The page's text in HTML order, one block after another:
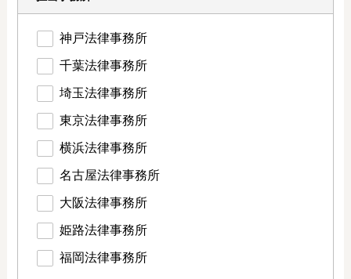
神戸法律事務所
千葉法律事務所
埼玉法律事務所
東京法律事務所
横浜法律事務所
名古屋法律事務所
大阪法律事務所
姫路法律事務所
福岡法律事務所